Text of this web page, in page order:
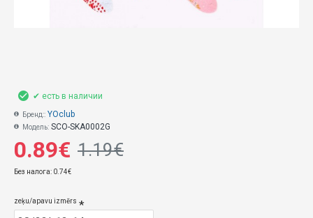
0.89€ 1.19€
Без налога: 0.74€
✔ есть в наличии
Бренд:: YOclub
Модель: SCO-SKA0002G
zeķu/apavu izmērs